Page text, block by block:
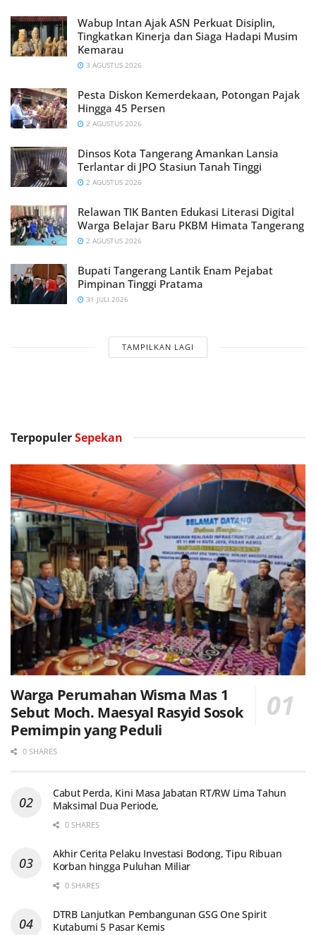
Wabup Intan Ajak ASN Perkuat Disiplin,
Tingkatkan Kinerja dan Siaga Hadapi Musim
Kemarau
3 AGUSTUS 2026
Pesta Diskon Kemerdekaan, Potongan Pajak
Hingga 45 Persen
2 AGUSTUS 2026
Dinsos Kota Tangerang Amankan Lansia
Terlantar di JPO Stasiun Tanah Tinggi
2 AGUSTUS 2026
Relawan TIK Banten Edukasi Literasi Digital
Warga Belajar Baru PKBM Himata Tangerang
2 AGUSTUS 2026
Bupati Tangerang Lantik Enam Pejabat
Pimpinan Tinggi Pratama
31 JULI 2026
TAMPILKAN LAGI
TerpopulerSepekan
Warga Perumahan Wisma Mas 1
Sebut Moch. Maesyal Rasyid Sosok
Pemimpin yang Peduli
0 SHARES
Cabut Perda, Kini Masa Jabatan RT/RW Lima Tahun
Maksimal Dua Periode,
0 SHARES
Akhir Cerita Pelaku Investasi Bodong, Tipu Ribuan
Korban hingga Puluhan Miliar
0 SHARES
DTRB Lanjutkan Pembangunan GSG One Spirit
Kutabumi 5 Pasar Kemis